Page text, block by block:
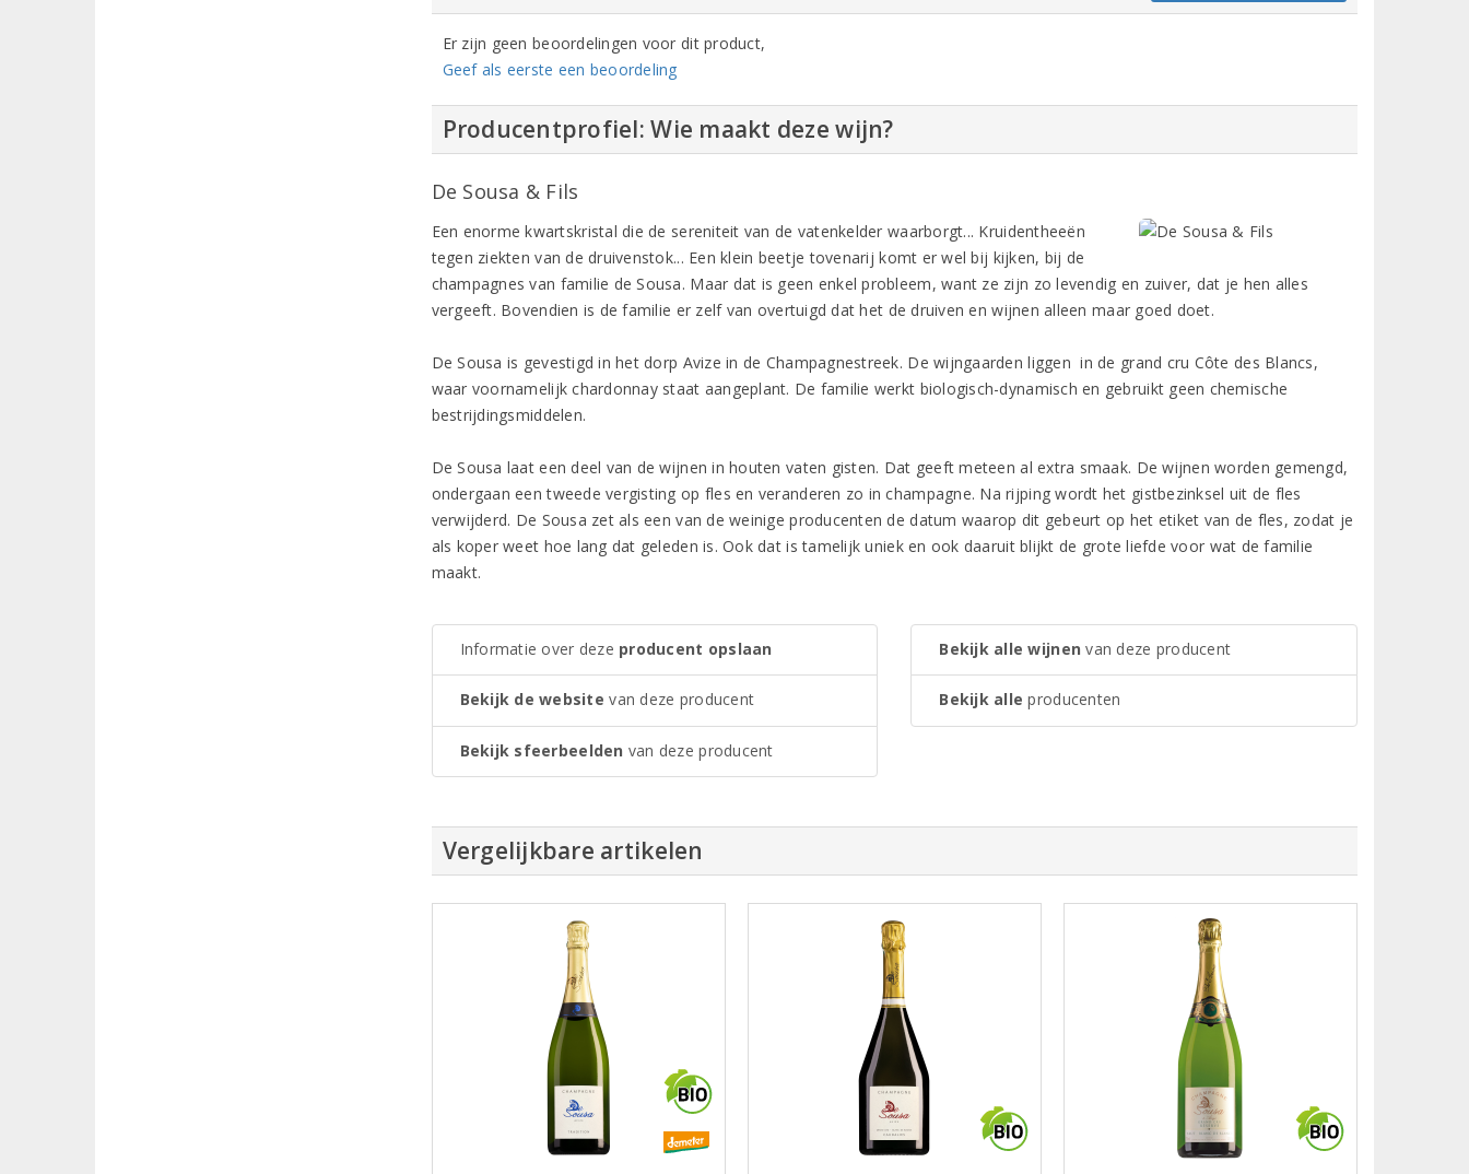
Er zijn geen beoordelingen voor dit product,
Geef als eerste een beoordeling
Producentprofiel: Wie maakt deze wijn?
De Sousa & Fils
Een enorme kwartskristal die de sereniteit van de vatenkelder waarborgt... Kruidentheeën
tegen ziekten van de druivenstok... Een klein beetje tovenarij komt er wel bij kijken, bij de
champagnes van familie de Sousa. Maar dat is geen enkel probleem, want ze zijn zo levendig en zuiver, dat je hen alles
vergeeft. Bovendien is de familie er zelf van overtuigd dat het de druiven en wijnen alleen maar goed doet.
De Sousa is gevestigd in het dorp Avize in de Champagnestreek. De wijngaarden liggen in de grand cru Côte des Blancs,
waar voornamelijk chardonnay staat aangeplant. De familie werkt biologisch-dynamisch en gebruikt geen chemische
bestrijdingsmiddelen.
De Sousa laat een deel van de wijnen in houten vaten gisten. Dat geeft meteen al extra smaak. De wijnen worden gemengd,
ondergaan een tweede vergisting op fles en veranderen zo in champagne. Na rijping wordt het gistbezinksel uit de fles
verwijderd. De Sousa zet als een van de weinige producenten de datum waarop dit gebeurt op het etiket van de fles, zodat je
als koper weet hoe lang dat geleden is. Ook dat is tamelijk uniek en ook daaruit blijkt de grote liefde voor wat de familie
maakt.
Informatie over deze producent opslaan
Bekijk de website van deze producent
Bekijk sfeerbeelden van deze producent
Bekijk alle wijnen van deze producent
Bekijk alle producenten
Vergelijkbare artikelen